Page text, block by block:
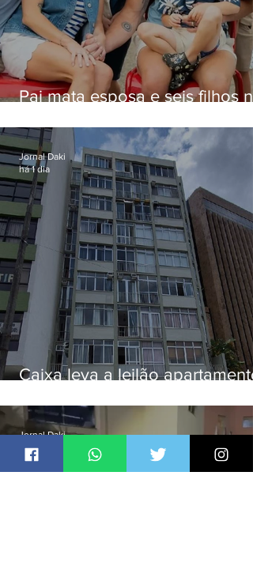
Pai mata esposa e seis filhos
Caixa leva a leilão apartamento
Botafogo
Jornal Daki
há 1 dia
Jornal Daki
há 1 dia